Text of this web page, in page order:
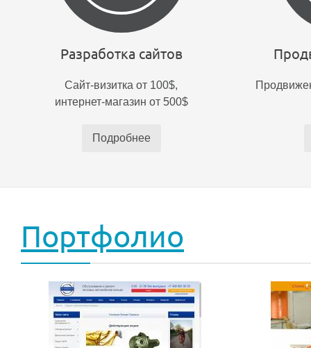
Разработка сайтов
Сайт-визитка от 100$,
интернет-магазин от 500$
Подробнее
Портфолио